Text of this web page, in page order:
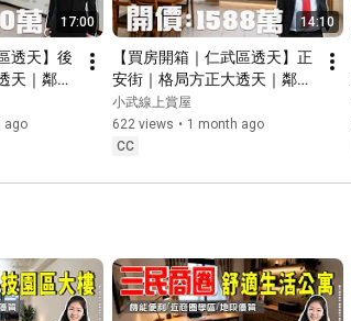
武在地經營
代管
仲團隊
面
17:00
透天】後
天｜鄰近
機能完善
ago
14:10
【買房開箱｜仁武區透天】正
安街｜格局方正大透天｜鄰近
國道｜鄰近航太園區｜近商圈
學區 寵物公園｜開價1588萬
小武線上賞屋
622 views • 1 month ago
CC